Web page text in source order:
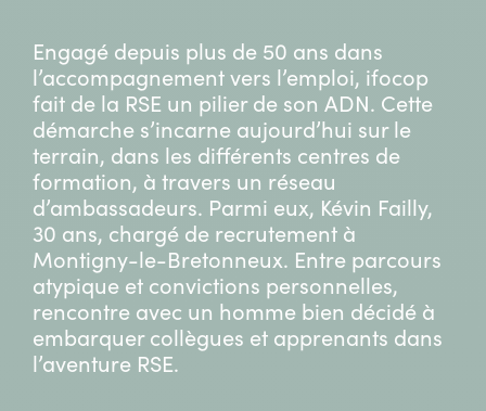
Engagé depuis plus de 50 ans dans
l’accompagnement vers l’emploi, ifocop
fait de la RSE un pilier de son ADN. Cette
démarche s’incarne aujourd’hui sur le
terrain, dans les différents centres de
formation, à travers un réseau
d’ambassadeurs. Parmi eux, Kévin Failly,
30 ans, chargé de recrutement à
Montigny-le-Bretonneux. Entre parcours
atypique et convictions personnelles,
rencontre avec un homme bien décidé à
embarquer collègues et apprenants dans
l’aventure RSE.